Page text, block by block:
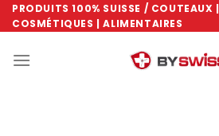
Skip
to
PRODUITS 100% SUISSE / COUTEAUX
COSMÉTIQUES | ALIMENTAIRES